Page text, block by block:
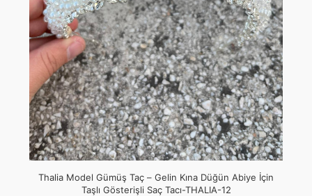
Thalia Model Gümüş Taç – Gelin Kına Düğün Abiye İçin
Taşlı Gösterişli Saç Tacı-THALIA-12